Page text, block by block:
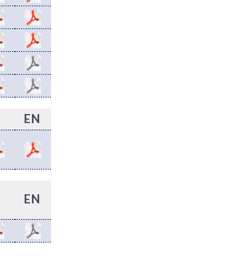
EN
EN